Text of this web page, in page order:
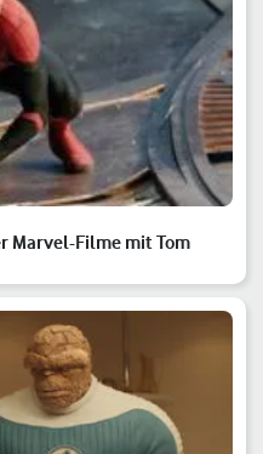
Marvel-Filme mit Tom